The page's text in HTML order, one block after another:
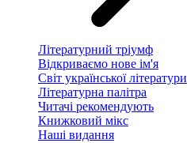
Літературний тріумф
Відкриваємо нове ім'я
Світ української літератури
Літературна палітра
Читачі рекомендують
Книжковий мікс
Наші видання